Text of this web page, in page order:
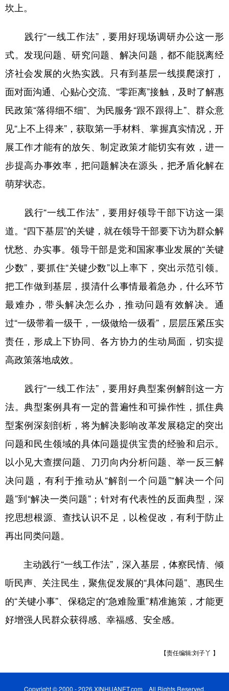
坎上。
践行“一线工作法”，要用好现场调研办公这一形
式。发现问题、研究问题、解决问题，都不能脱离经
济社会发展的火热实践。只有到基层一线摸爬滚打，
面对面沟通、心贴心交流、“零距离”接触，及时了解惠
民政策“落得细不细”、为民服务“跟不跟得上”、群众意
见“上不上得来”，获取第一手材料、掌握真实情况，开
展工作才能有的放矢、制定政策才能切实有效，进一
步提高办事效率，把问题解决在源头，把矛盾化解在
萌芽状态。
践行“一线工作法”，要用好领导干部下访这一渠
道。“四下基层”的关键，就在领导干部要下访为群众解
忧愁、办实事。领导干部是党和国家事业发展的“关键
少数”，要抓住“关键少数”以上率下，突出示范引领。
把工作做到基层，摸清什么事情最着急办，什么环节
最难办，带头解决怎么办，推动问题有效解决。通
过“一级带着一级干，一级做给一级看”，层层压紧压实
责任，形成上下协同、各方协力的生动局面，切实提
高政策落地成效。
践行“一线工作法”，要用好典型案例解剖这一方
法。典型案例具有一定的普遍性和可操作性，抓住典
型案例深刻剖析，将为解决影响改革发展稳定的突出
问题和民生领域的具体问题提供宝贵的经验和启示。
以小见大查摆问题、刀刃向内分析问题、举一反三解
决问题，有利于推动从“解剖一个问题”“解决一个问
题”到“解决一类问题”；针对有代表性的反面典型，深
挖思想根源、查找认识不足，以检促改，有利于防止
再出同类问题。
主动践行“一线工作法”，深入基层，体察民情、倾
听民声、关注民生，聚焦促发展的“具体问题”、惠民生
的“关键小事”、保稳定的“急难险重”精准施策，才能更
好增强人民群众获得感、幸福感、安全感。
【责任编辑:刘子丫 】
Copyright © 2000 - 2026 XINHUANET.com All Rights Reserved.